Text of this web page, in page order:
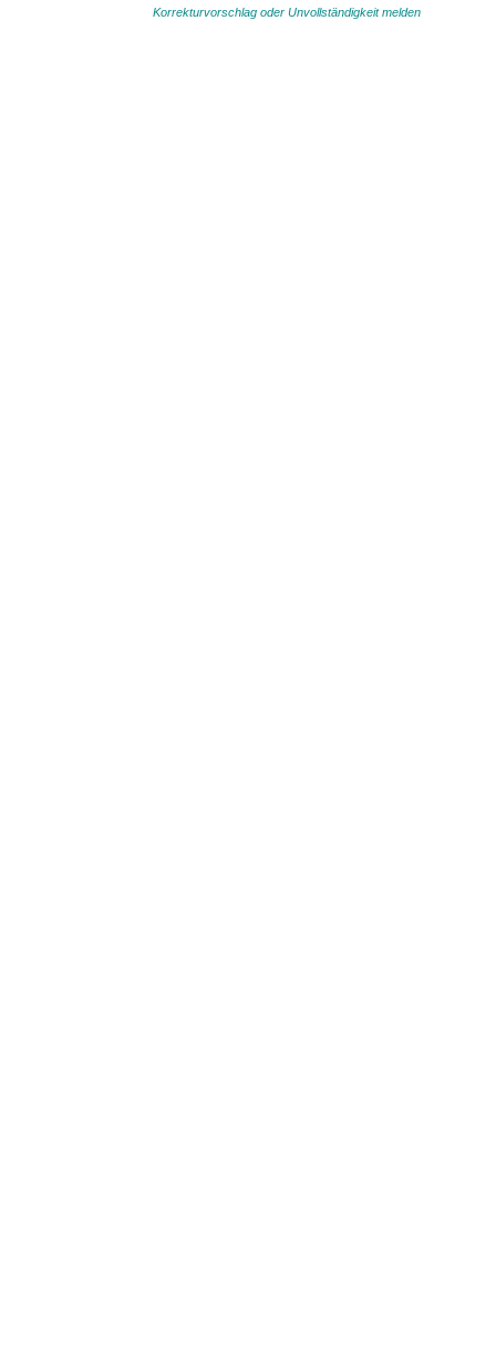
Korrekturvorschlag oder Unvollständigkeit melden